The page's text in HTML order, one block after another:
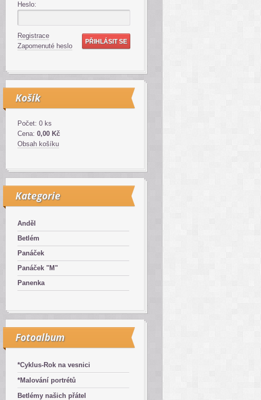
Heslo:
Registrace
Zapomenuté heslo
Košík
Počet: 0 ks
Cena: 0,00 Kč
Obsah košíku
Kategorie
Anděl
Betlém
Panáček
Panáček "M"
Panenka
Fotoalbum
*Cyklus-Rok na vesnici
*Malování portrétů
Betlémy našich přátel